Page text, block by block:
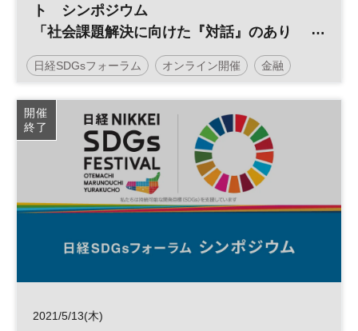
ト シンポジウム
「社会課題解決に向けた『対話』のあり
方」
＜日経大丸有SDGsフェス＞ ※オンライ
ン配信
日経SDGsフォーラム オンライン開催 金融
SDGs 資産運用
参加無料
開催
終了
2021/5/13(木)